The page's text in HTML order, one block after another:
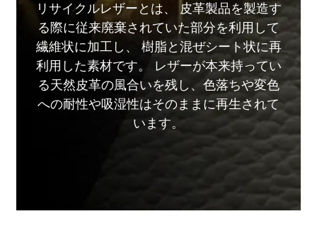
リサイクルレザーとは、 皮革製品を製造す
る際に従来廃棄されていた部分を利用して
繊維状に加工し、 樹脂と混ぜシート状に再
利用した素材です。 レザーが本来持ってい
る天然皮革の風合いを残し、色落ちや変色
への耐性や吸湿性はそのままに再生されて
います。